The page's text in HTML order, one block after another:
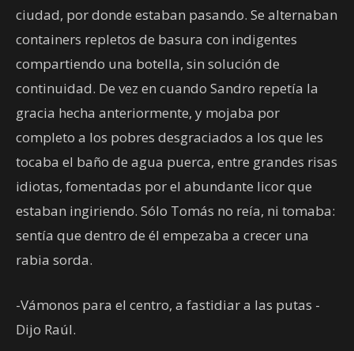
ciudad, por donde estaban pasando. Se alternaban
containers repletos de basura con indigentes
compartiendo una botella, sin solución de
continuidad. De vez en cuando Sandro repetía la
gracia hecha anteriormente, y mojaba por
completo a los pobres desgraciados a los que les
tocaba el baño de agua puerca, entre grandes risas
idiotas, fomentadas por el abundante licor que
estaban ingiriendo. Sólo Tomás no reía, ni tomaba:
sentía que dentro de él empezaba a crecer una
rabia sorda.
-Vámonos para el centro, a fastidiar a las putas -
Dijo Raúl.